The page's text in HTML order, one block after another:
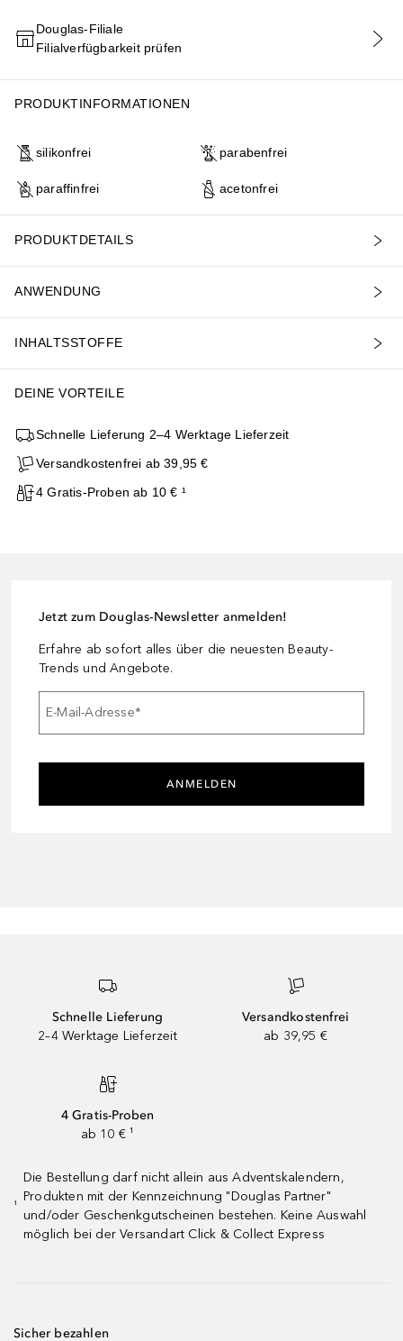
IN DEN WARENKORB
Douglas-Filiale
Filialverfügbarkeit prüfen
PRODUKTINFORMATIONEN
silikonfrei parabenfrei
paraffinfrei acetonfrei
PRODUKTDETAILS
ANWENDUNG
INHALTSSTOFFE
DEINE VORTEILE
Schnelle Lieferung 2–4 Werktage Lieferzeit
Versandkostenfrei ab 39,95 €
4 Gratis-Proben ab 10 € ¹
Jetzt zum Douglas-Newsletter anmelden!
Erfahre ab sofort alles über die neuesten Beauty-
Trends und Angebote.
E-Mail-Adresse*
ANMELDEN
Schnelle Lieferung
2–4 Werktage Lieferzeit
Versandkostenfrei
ab 39,95 €
4 Gratis-Proben
ab 10 € ¹
¹
Die Bestellung darf nicht allein aus Adventskalendern,
Produkten mit der Kennzeichnung "Douglas Partner"
und/oder Geschenkgutscheinen bestehen. Keine Auswahl
möglich bei der Versandart Click & Collect Express
Sicher bezahlen